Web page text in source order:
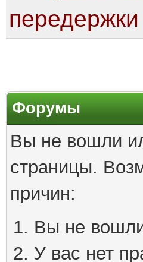
Форумы
Вы не вошли
страницы.
причин:
Вы не
У вас нет